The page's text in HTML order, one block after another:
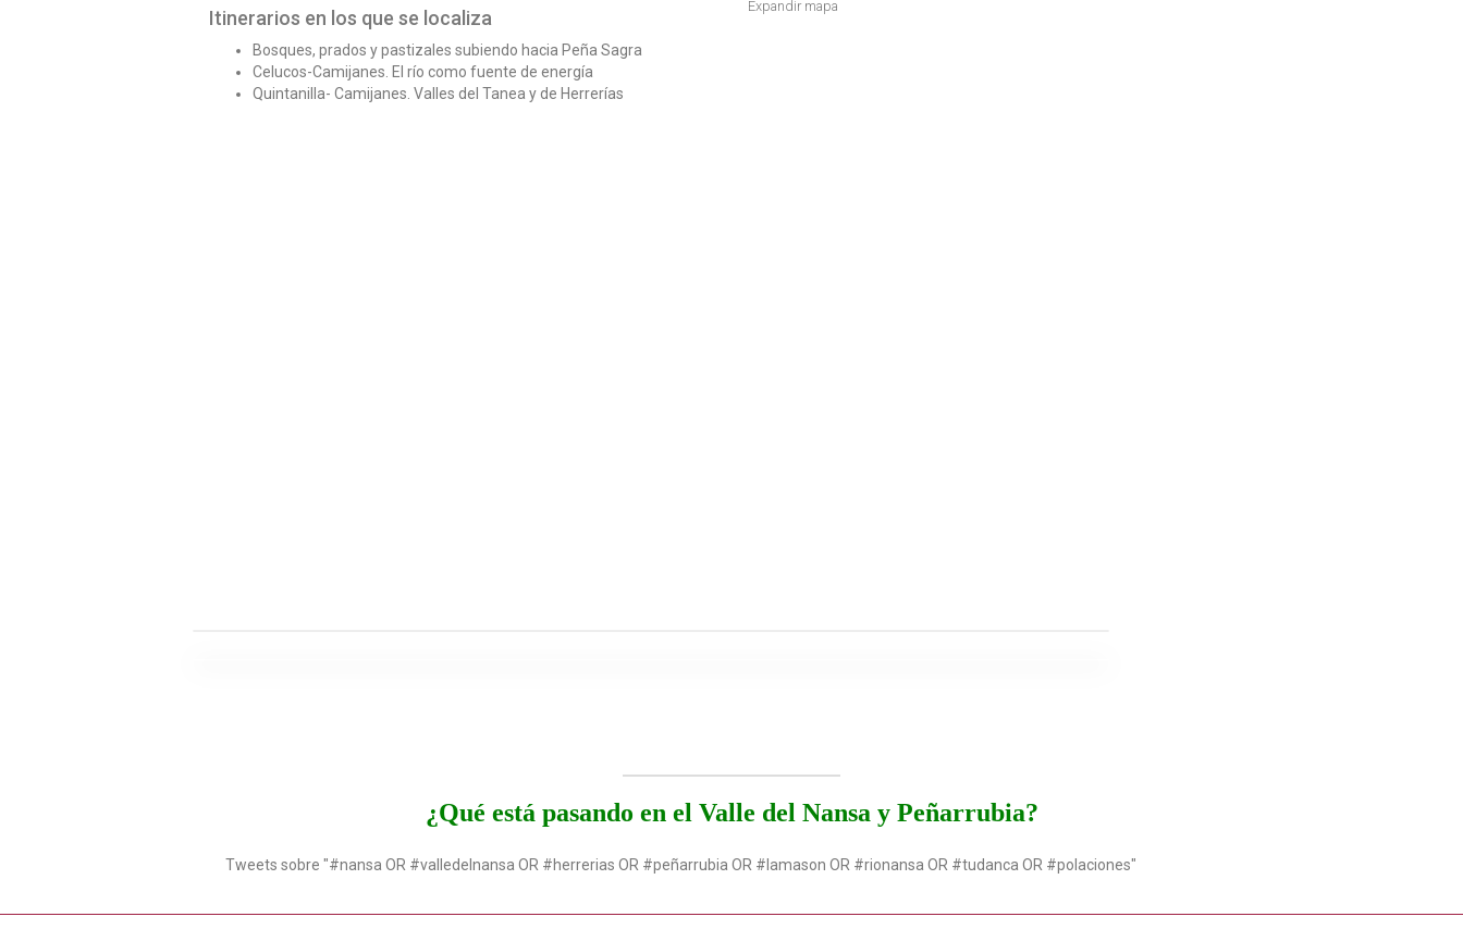
Itinerarios en los que se localiza
Bosques, prados y pastizales subiendo hacia Peña Sagra
Celucos-Camijanes. El río como fuente de energía
Quintanilla- Camijanes. Valles del Tanea y de Herrerías
Expandir mapa
¿Qué está pasando en el Valle del Nansa y Peñarrubia?
Tweets sobre "#nansa OR #valledelnansa OR #herrerias OR #peñarrubia OR #lamason OR #rionansa OR #tudanca OR #polaciones"